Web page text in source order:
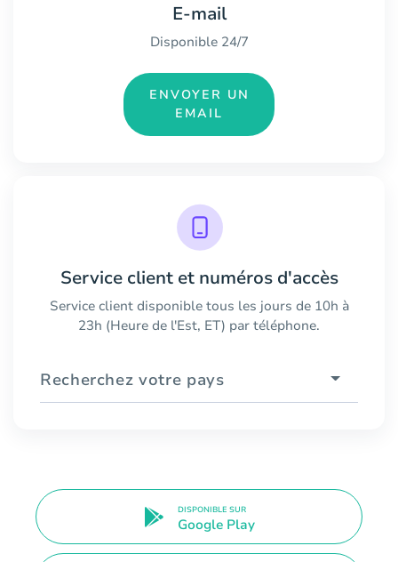
E-mail
Disponible 24/7
ENVOYER UN
EMAIL
Service client et numéros d'accès
Service client disponible tous les jours de 10h à
23h (Heure de l'Est, ET) par téléphone.
Recherchez votre pays
DISPONIBLE SUR
Google Play